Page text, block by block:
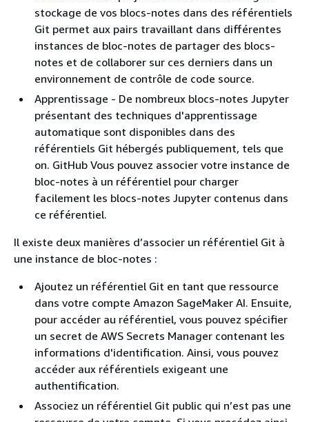
stockage de vos blocs-notes dans des référentiels
Git permet aux pairs travaillant dans différentes
instances de bloc-notes de partager des blocs-
notes et de collaborer sur ces derniers dans un
environnement de contrôle de code source.
Apprentissage - De nombreux blocs-notes Jupyter
présentant des techniques d'apprentissage
automatique sont disponibles dans des
référentiels Git hébergés publiquement, tels que
on. GitHub Vous pouvez associer votre instance de
bloc-notes à un référentiel pour charger
facilement les blocs-notes Jupyter contenus dans
ce référentiel.
Il existe deux manières d’associer un référentiel Git à
une instance de bloc-notes :
Ajoutez un référentiel Git en tant que ressource
dans votre compte Amazon SageMaker AI. Ensuite,
pour accéder au référentiel, vous pouvez spécifier
un secret de AWS Secrets Manager contenant les
informations d'identification. Ainsi, vous pouvez
accéder aux référentiels exigeant une
authentification.
Associez un référentiel Git public qui n’est pas une